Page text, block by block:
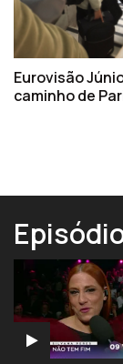
Eurovisão
caminho de